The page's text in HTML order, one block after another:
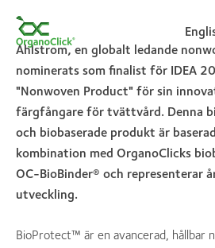
Search for:
Ahlstrom, en globalt ledande
nominerats som finalist för IDEA
"Nonwoven Product" för sin
färgfångare för tvättvård. Denna
och biobaserade produkt är
kombination med OrganoClicks
OC-BioBinder® och representerar
utveckling.
BioProtect™ är en avancerad, hållbar